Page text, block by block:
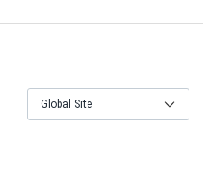
Global Site